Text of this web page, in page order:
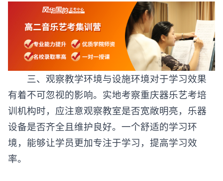
三、观察教学环境与设施环境对于学习效果
有着不可忽视的影响。实地考察重庆器乐艺考培
训机构时，应注意观察教室是否宽敞明亮，乐器
设备是否齐全且维护良好。一个舒适的学习环
境，能够让学员更加专注于学习，提高学习效
率。